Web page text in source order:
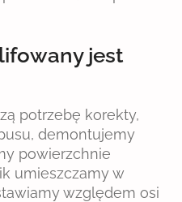
jest
potrzebę korekty,
demontujemy
powierzchnie
umieszczamy w
względem osi